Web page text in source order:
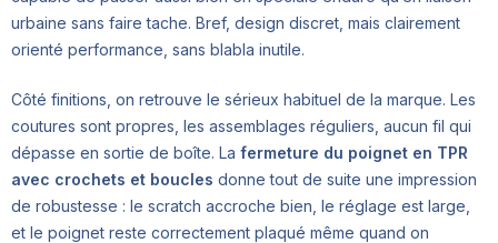
urbaine sans faire tache. Bref, design discret, mais clairement
orienté performance, sans blabla inutile.
Côté finitions, on retrouve le sérieux habituel de la marque. Les
coutures sont propres, les assemblages réguliers, aucun fil qui
dépasse en sortie de boîte. La fermeture du poignet en TPR
avec crochets et boucles donne tout de suite une impression
de robustesse : le scratch accroche bien, le réglage est large,
et le poignet reste correctement plaqué même quand on